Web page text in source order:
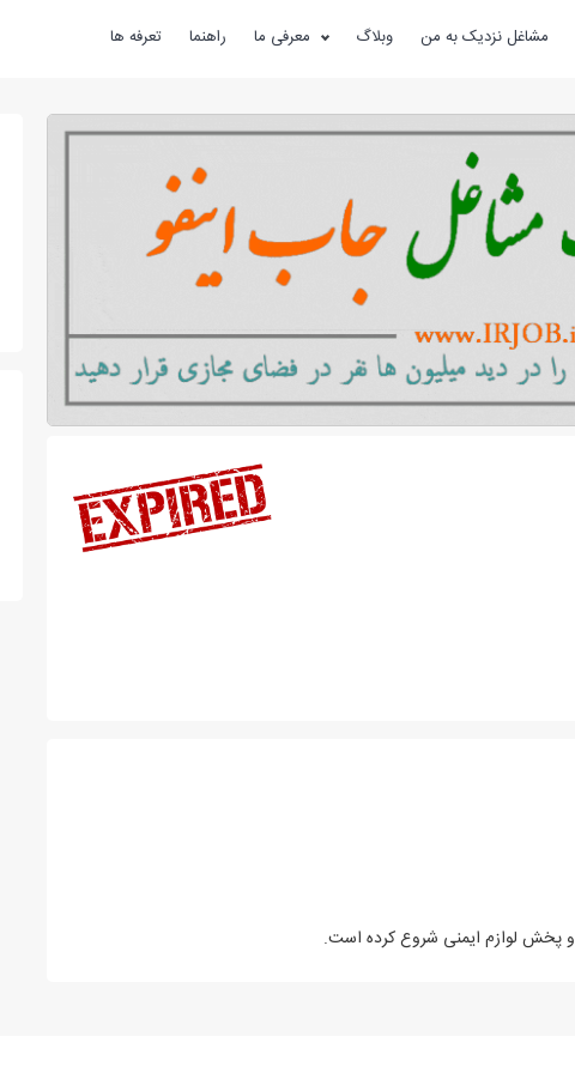
مشاغل نزدیک به من وبلاگ معرفی ما راهنما تعرفه ها